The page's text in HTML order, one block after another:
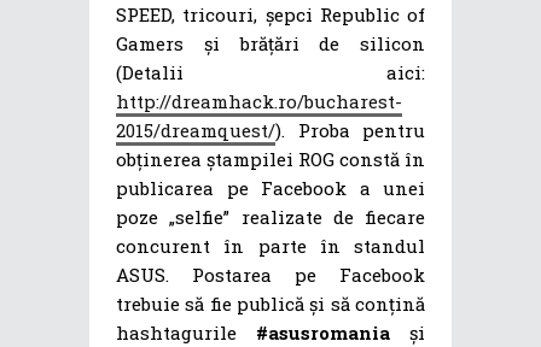
SPEED, tricouri, șepci Republic of
Gamers și brățări de silicon
(Detalii aici:
http://dreamhack.ro/bucharest-
2015/dreamquest/). Proba pentru
obținerea ștampilei ROG constă în
publicarea pe Facebook a unei
poze „selfie” realizate de fiecare
concurent în parte în standul
ASUS. Postarea pe Facebook
trebuie să fie publică și să conțină
hashtagurile #asusromania și